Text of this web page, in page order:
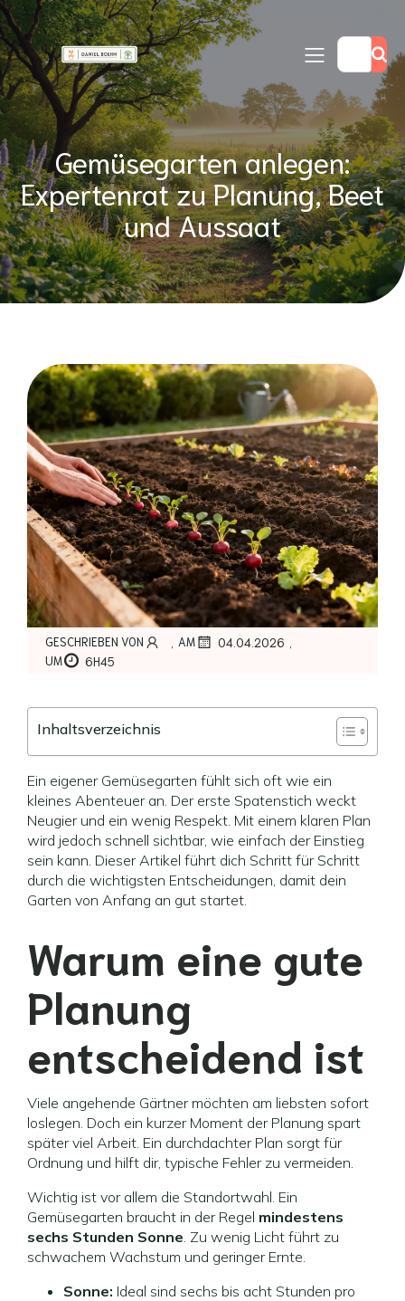
Gemüsegarten anlegen:
Expertenrat zu Planung, Beet
und Aussaat
GESCHRIEBEN VON , AM 04.04.2026 ,
UM 6H45
Inhaltsverzeichnis
Ein eigener Gemüsegarten fühlt sich oft wie ein
kleines Abenteuer an. Der erste Spatenstich weckt
Neugier und ein wenig Respekt. Mit einem klaren Plan
wird jedoch schnell sichtbar, wie einfach der Einstieg
sein kann. Dieser Artikel führt dich Schritt für Schritt
durch die wichtigsten Entscheidungen, damit dein
Garten von Anfang an gut startet.
Warum eine gute
Planung
entscheidend ist
Viele angehende Gärtner möchten am liebsten sofort
loslegen. Doch ein kurzer Moment der Planung spart
später viel Arbeit. Ein durchdachter Plan sorgt für
Ordnung und hilft dir, typische Fehler zu vermeiden.
Wichtig ist vor allem die Standortwahl. Ein
Gemüsegarten braucht in der Regel mindestens
sechs Stunden Sonne. Zu wenig Licht führt zu
schwachem Wachstum und geringer Ernte.
Sonne: Ideal sind sechs bis acht Stunden pro